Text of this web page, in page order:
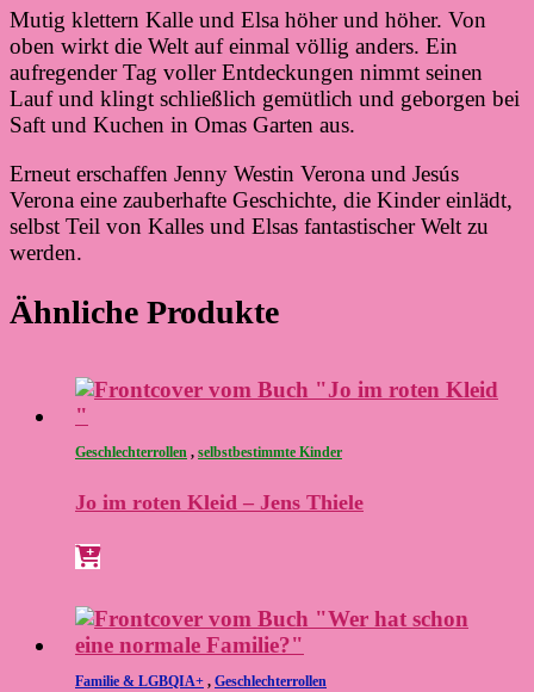
Mutig klettern Kalle und Elsa höher und höher. Von
oben wirkt die Welt auf einmal völlig anders. Ein
aufregender Tag voller Entdeckungen nimmt seinen
Lauf und klingt schließlich gemütlich und geborgen bei
Saft und Kuchen in Omas Garten aus.
Erneut erschaffen Jenny Westin Verona und Jesús
Verona eine zauberhafte Geschichte, die Kinder einlädt,
selbst Teil von Kalles und Elsas fantastischer Welt zu
werden.
Ähnliche Produkte
Geschlechterrollen , selbstbestimmte Kinder
Jo im roten Kleid – Jens Thiele
Familie & LGBQIA+ , Geschlechterrollen